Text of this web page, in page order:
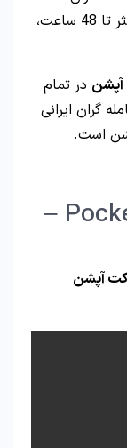
10$ و حداکثر تا 48 ساعت،
آپشن در تمام
گران ایرانی
است.
برداشت تتر از Pocket Option –
آپشن